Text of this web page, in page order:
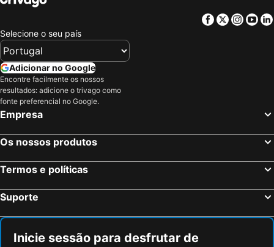
Facebook
Twitter
Selecione o seu país
Adicionar no Google
Encontre facilmente os nossos
resultados: adicione o trivago como
fonte preferencial no Google.
Empresa
Os nossos produtos
Termos e políticas
Suporte
Inicie sessão para desfrutar de